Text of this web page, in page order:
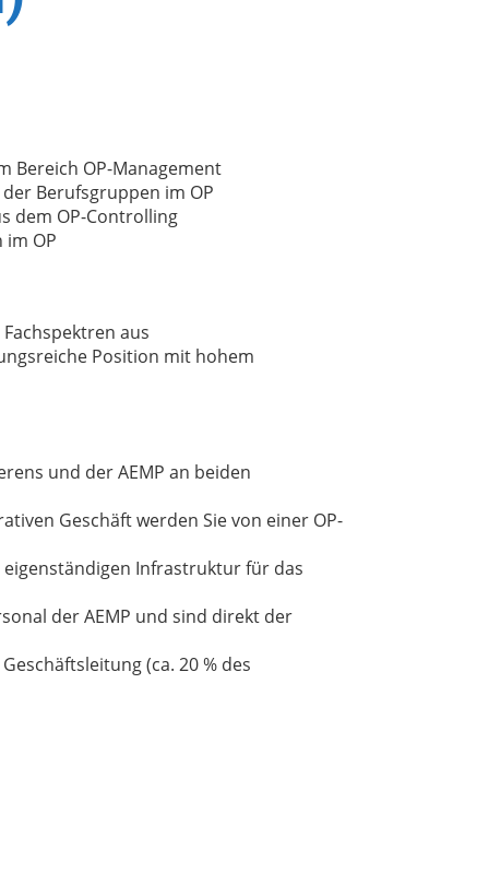
Bereich OP-Management
Berufsgruppen im OP
dem OP-Controlling
OP
aus
Position mit hohem
und der AEMP an beiden
Geschäft werden Sie von einer OP-
Infrastruktur für das
der AEMP und sind direkt der
(ca. 20 % des